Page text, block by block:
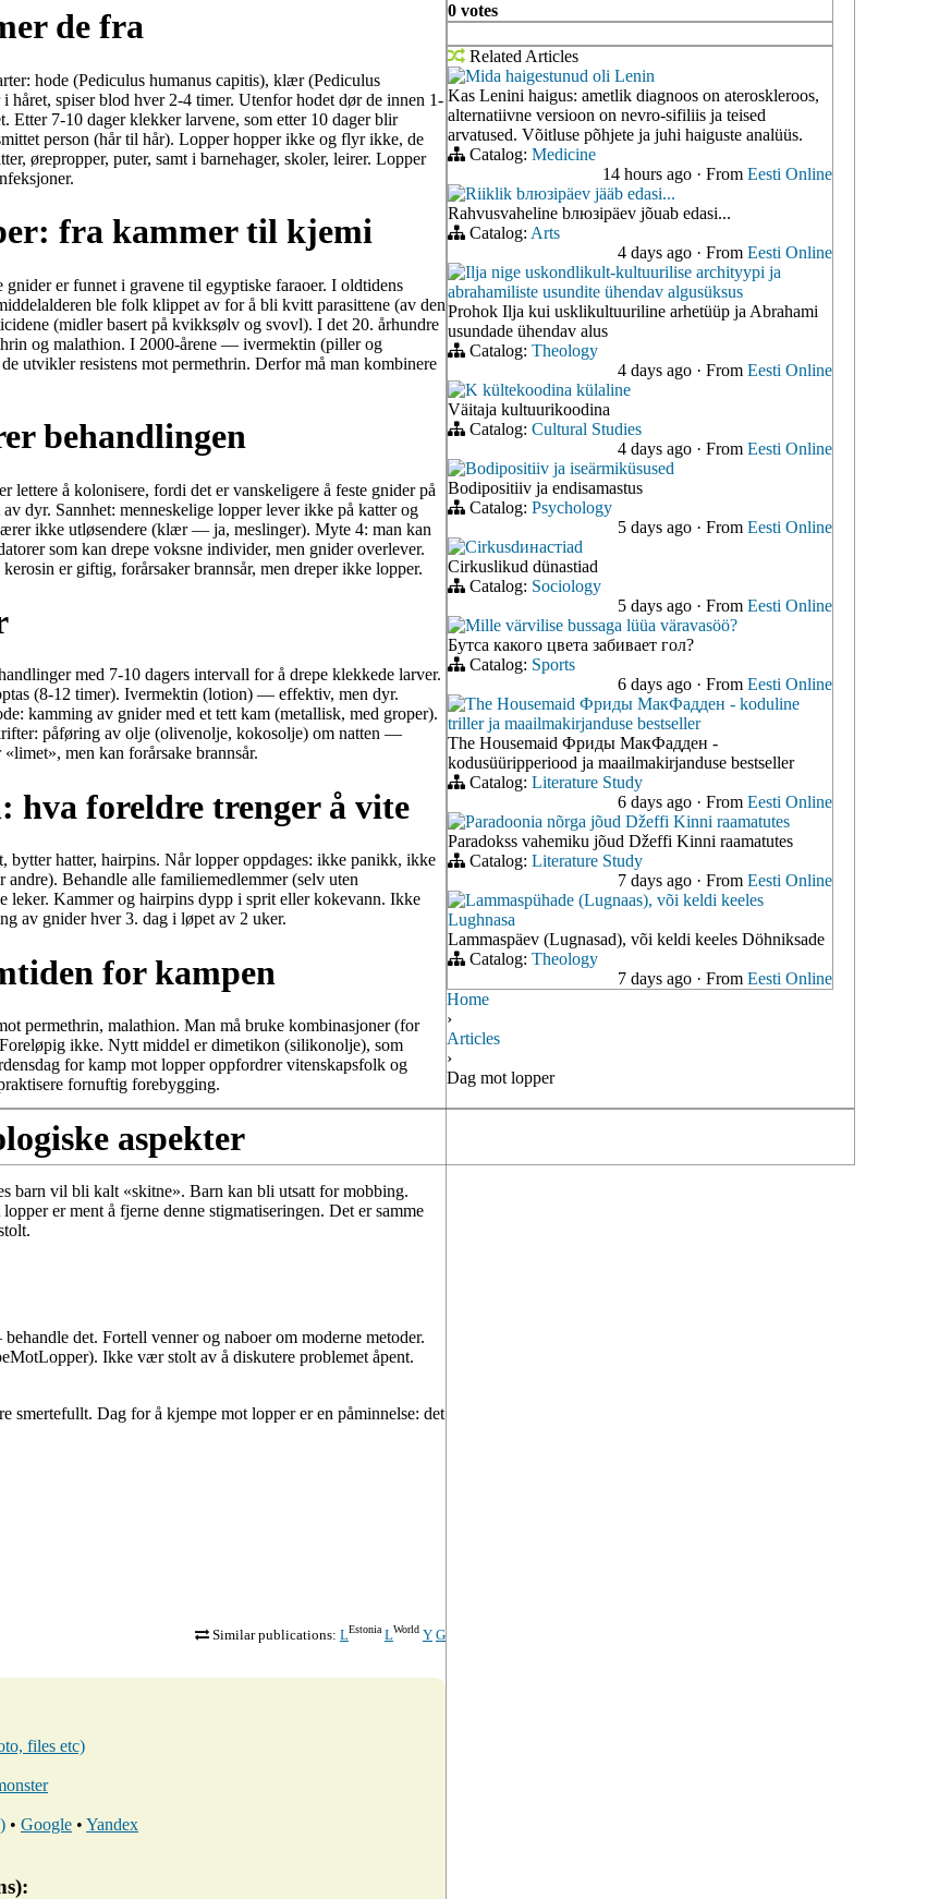
de fra
hode (Pediculus humanus capitis), klær (Pediculus
spiser blod hver 2-4 timer. Utenfor hodet dør de innen 1-
Etter 7-10 dager klekker larvene, som etter 10 dager blir
person (hår til hår). Lopper hopper ikke og flyr ikke, de
ørepropper, puter, samt i barnehager, skoler, leirer. Lopper
fra kammer til kjemi
er funnet i gravene til egyptiske faraoer. I oldtidens
ble folk klippet av for å bli kvitt parasittene (av den
(midler basert på kvikksølv og svovl). I det 20. århundre
og malathion. I 2000-årene — ivermektin (piller og
utvikler resistens mot permethrin. Derfor må man kombinere
behandlingen
lettere å kolonisere, fordi det er vanskeligere å feste gnider på
dyr. Sannhet: menneskelige lopper lever ikke på katter og
ikke utløsendere (klær — ja, meslinger). Myte 4: man kan
som kan drepe voksne individer, men gnider overlever.
er giftig, forårsaker brannsår, men dreper ikke lopper.
med 7-10 dagers intervall for å drepe klekkede larver.
(8-12 timer). Ivermektin (lotion) — effektiv, men dyr.
kamming av gnider med et tett kam (metallisk, med groper).
påføring av olje (olivenolje, kokosolje) om natten —
men kan forårsake brannsår.
hva foreldre trenger å vite
hatter, hairpins. Når lopper oppdages: ikke panikk, ikke
Behandle alle familiemedlemmer (selv uten
leker. Kammer og hairpins dypp i sprit eller kokevann. Ikke
av gnider hver 3. dag i løpet av 2 uker.
for kampen
permethrin, malathion. Man må bruke kombinasjoner (for
ikke. Nytt middel er dimetikon (silikonolje), som
for kamp mot lopper oppfordrer vitenskapsfolk og
fornuftig forebygging.
aspekter
barn vil bli kalt «skitne». Barn kan bli utsatt for mobbing.
er ment å fjerne denne stigmatiseringen. Det er samme
det. Fortell venner og naboer om moderne metoder.
Ikke vær stolt av å diskutere problemet åpent.
Dag for å kjempe mot lopper er en påminnelse: det
Similar publications: LEstonia LWorld Y G
files etc)
• Google • Yandex
0 votes
Related Articles
Mida haigestunud oli Lenin
Kas Lenini haigus: ametlik diagnoos on ateroskleroos,
alternatiivne versioon on nevro-sifiliis ja teised
arvatused. Võitluse põhjete ja juhi haiguste analüüs.
Catalog: Medicine
14 hours ago · From Eesti Online
Riiklik bлюзipäev jääb edasi...
Rahvusvaheline bлюзipäev jõuab edasi...
Catalog: Arts
4 days ago · From Eesti Online
Ilja nige uskondlikult-kultuurilise archityypi ja
abrahamiliste usundite ühendav algusüksus
Prohok Ilja kui usklikultuuriline arhetüüp ja Abrahami
usundade ühendav alus
Catalog: Theology
4 days ago · From Eesti Online
K kültekoodina külaline
Väitaja kultuurikoodina
Catalog: Cultural Studies
4 days ago · From Eesti Online
Bodipositiiv ja iseärmiküsused
Bodipositiiv ja endisamastus
Catalog: Psychology
5 days ago · From Eesti Online
Cirkusdинастiad
Cirkuslikud dünastiad
Catalog: Sociology
5 days ago · From Eesti Online
Mille värvilise bussaga lüüa väravasöö?
Бутса какого цвета забивает гол?
Catalog: Sports
6 days ago · From Eesti Online
The Housemaid Фриды МакФадден - koduline
triller ja maailmakirjanduse bestseller
The Housemaid Фриды МакФадден -
kodusüüripperiood ja maailmakirjanduse bestseller
Catalog: Literature Study
6 days ago · From Eesti Online
Paradoonia nõrga jõud Džeffi Kinni raamatutes
Paradokss vahemiku jõud Džeffi Kinni raamatutes
Catalog: Literature Study
7 days ago · From Eesti Online
Lammaspühade (Lugnaas), või keldi keeles
Lughnasa
Lammaspäev (Lugnasad), või keldi keeles Döhniksade
Catalog: Theology
7 days ago · From Eesti Online
Home
›
Articles
›
Dag mot lopper